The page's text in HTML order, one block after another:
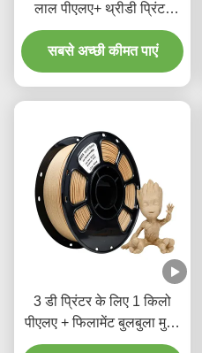
लाल पीएलए+ थ्रीडी प्रिंटर
फिलामेंट कठोरता बढ़ी 1.75
मिमी
सबसे अच्छी कीमत पाएं
3 डी प्रिंटर के लिए 1 किलो
पीएलए + फिलामेंट बुलबुला मुक्त
पीला बेर लकड़ी उद्योग